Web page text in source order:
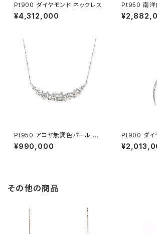
Pt900 ダイヤモンド ネックレス
¥4,312,000
Pt950 南洋
モンド ネッ
Pt950 アコヤ無調色パール ダ
イヤモンド ペンダントネックレス
¥990,000
Pt900 ダイ
ネックレス
その他の商品